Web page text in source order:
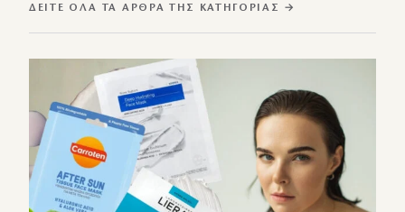
ΔΕΊΤΕ ΌΛΑ ΤΑ ΆΡΘΡΑ ΤΗΣ ΚΑΤΗΓΟΡΊΑΣ →